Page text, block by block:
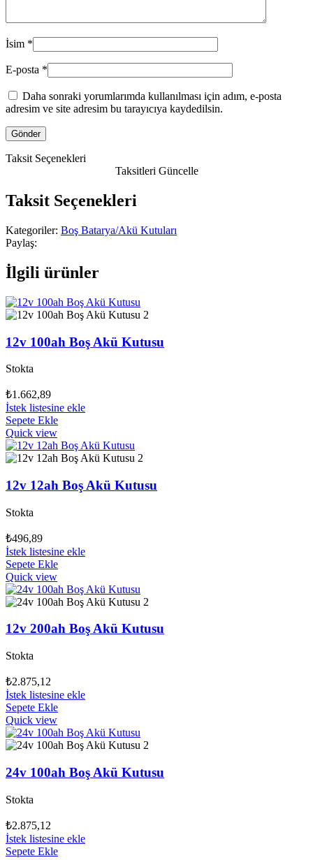
İsim *
E-posta *
Daha sonraki yorumlarımda kullanılması için adım, e-posta
adresim ve site adresim bu tarayıcıya kaydedilsin.
Taksit Seçenekleri
Taksitleri Güncelle
Taksit Seçenekleri
Kategoriler: Boş Batarya/Akü Kutuları
Paylaş:
İlgili ürünler
12v 100ah Boş Akü Kutusu
Stokta
₺1.662,89
İstek listesine ekle
Sepete Ekle
Quick view
12v 12ah Boş Akü Kutusu
Stokta
₺496,89
İstek listesine ekle
Sepete Ekle
Quick view
12v 200ah Boş Akü Kutusu
Stokta
₺2.875,12
İstek listesine ekle
Sepete Ekle
Quick view
24v 100ah Boş Akü Kutusu
Stokta
₺2.875,12
İstek listesine ekle
Sepete Ekle